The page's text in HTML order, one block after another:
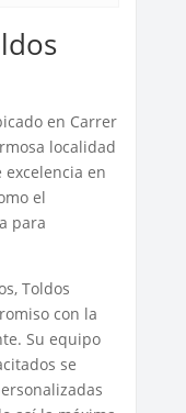
en Carrer
localidad
en
el
para
Toldos
con la
Su equipo
se